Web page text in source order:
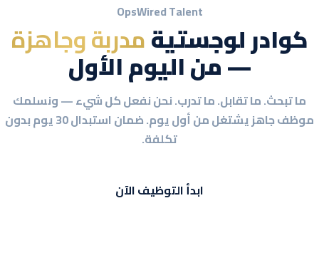
OpsWired Talent
كوادر لوجستيةمدربة وجاهزة
— من اليوم الأول
ما تبحث. ما تقابل. ما تدرب. نحن نفعل كل شيء — ونسلمك
موظف جاهز يشتغل من أول يوم. ضمان استبدال 30 يوم بدون
تكلفة.
ابدأ التوظيف الآن